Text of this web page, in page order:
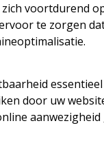
voortdurend
te zorgen
door uw